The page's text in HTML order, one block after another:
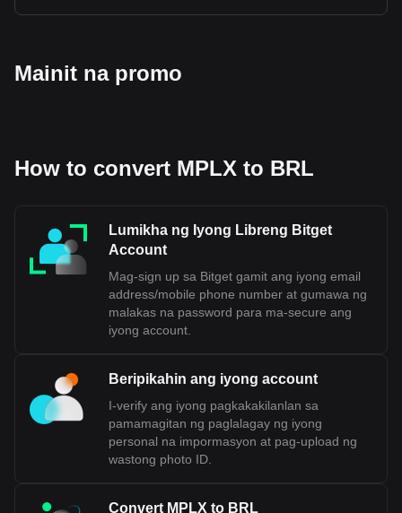
Mainit na promo
How to convert MPLX to BRL
Lumikha ng Iyong Libreng Bitget
Account
Mag-sign up sa Bitget gamit ang iyong email
address/mobile phone number at gumawa ng
malakas na password para ma-secure ang
iyong account.
Beripikahin ang iyong account
I-verify ang iyong pagkakakilanlan sa
pamamagitan ng paglalagay ng iyong
personal na impormasyon at pag-upload ng
wastong photo ID.
Convert MPLX to BRL